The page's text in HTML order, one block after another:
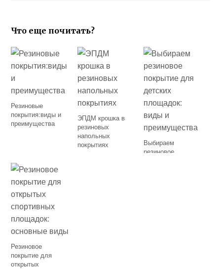
Что еще почитать?
Резиновые
покрытия:виды и
преимущества
ЭПДМ крошка в
резиновых
напольных
покрытиях
Выбираем
резиновое
Резиновое
покрытие для
открытых